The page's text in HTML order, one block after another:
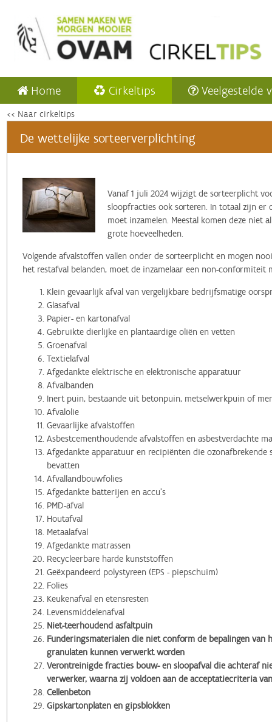
Home Cirkeltips Veelgestelde
<< Naar cirkeltips
De wettelijke sorteerverplichting
Vanaf 1 juli 2024 wijzigt de sorteerplicht
sloopfracties ook sorteren. In totaal zijn er
moet inzamelen. Meestal komen deze niet
grote hoeveelheden.
Volgende afvalstoffen vallen onder de sorteerplicht en mogen
het restafval belanden, moet de inzamelaar een non-conformiteit
Klein gevaarlijk afval van vergelijkbare bedrijfsmatige
Glasafval
Papier- en kartonafval
Gebruikte dierlijke en plantaardige oliën en vetten
Groenafval
Textielafval
Afgedankte elektrische en elektronische apparatuur
Afvalbanden
Inert puin, bestaande uit betonpuin, metselwerkpuin of
Afvalolie
Gevaarlijke afvalstoffen
Asbestcementhoudende afvalstoffen en asbestverdachte
Afgedankte apparatuur en recipiënten die ozonafbrekende
bevatten
Afvallandbouwfolies
Afgedankte batterijen en accu's
PMD-afval
Houtafval
Metaalafval
Afgedankte matrassen
Recycleerbare harde kunststoffen
Geëxpandeerd polystyreen (EPS - piepschuim)
Folies
Keukenafval en etensresten
Levensmiddelenafval
Niet-teerhoudend asfaltpuin
Funderingsmaterialen die niet conform de bepalingen van
granulaten kunnen verwerkt worden
Verontreinigde fracties bouw- en sloopafval die achteraf
verwerker, waarna zij voldoen aan de acceptatiecriteria
Cellenbeton
Gipskartonplaten en gipsblokken